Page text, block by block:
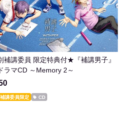
補講委員 限定特典付★『補講男子』
ラマCD ～Memory 2～
講委員限定 CD